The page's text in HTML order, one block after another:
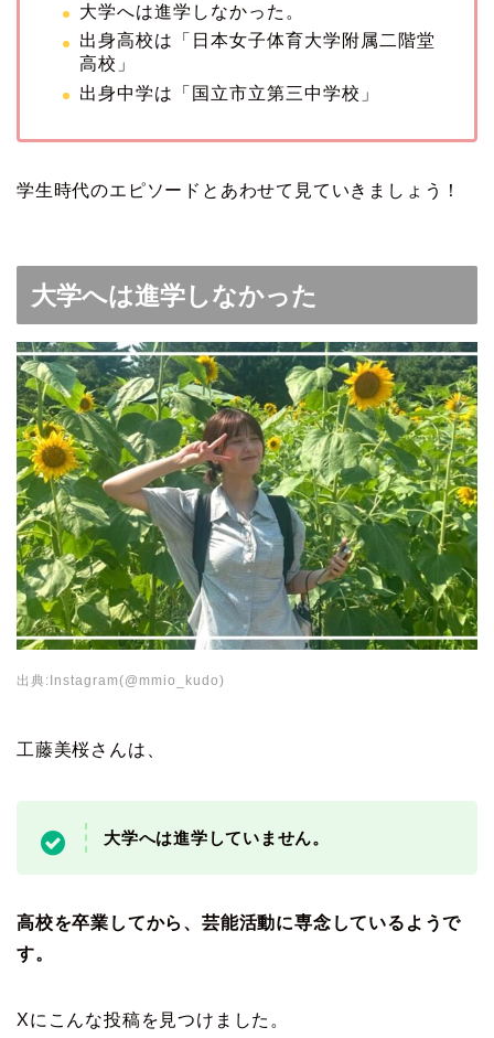
大学へは進学しなかった。
出身高校は「日本女子体育大学附属二階堂
高校」
出身中学は「国立市立第三中学校」
学生時代のエピソードとあわせて見ていきましょう！
大学へは進学しなかった
出典:Instagram(@mmio_kudo)
工藤美桜さんは、
大学へは進学していません。
高校を卒業してから、芸能活動に専念しているようで
す。
Xにこんな投稿を見つけました。